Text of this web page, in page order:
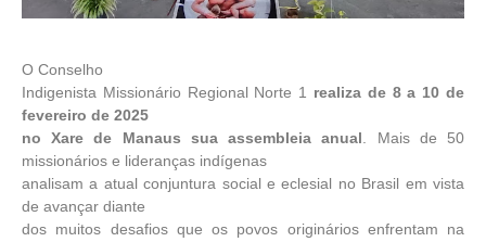
O Conselho
Indigenista Missionário Regional Norte 1 realiza de 8 a 10 de
fevereiro de 2025
no Xare de Manaus sua assembleia anual . Mais de 50
missionários e lideranças indígenas
analisam a atual conjuntura social e eclesial no Brasil em vista
de avançar diante
dos muitos desafios que os povos originários enfrentam na